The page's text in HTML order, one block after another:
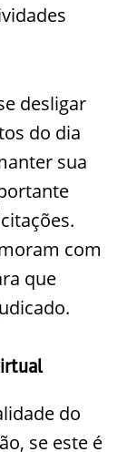
desligar
do dia
sua
com
que
do
se este é